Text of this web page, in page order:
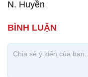
N. Huyền